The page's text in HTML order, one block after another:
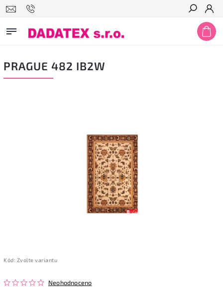
Hledat
PRAGUE 482 IB2W
Kód: Zvolte variantu
Neohodnoceno